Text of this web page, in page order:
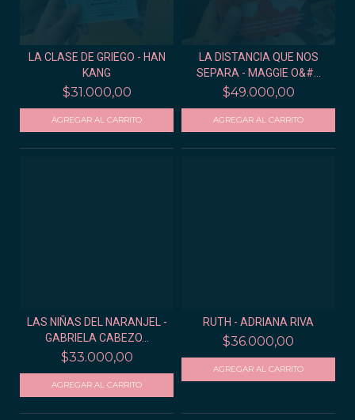
LA CLASE DE GRIEGO - HAN
KANG
$31.000,00
LA DISTANCIA QUE NOS
SEPARA - MAGGIE O&#...
$49.000,00
LAS NIÑAS DEL NARANJEL -
GABRIELA CABEZO...
$33.000,00
RUTH - ADRIANA RIVA
$36.000,00